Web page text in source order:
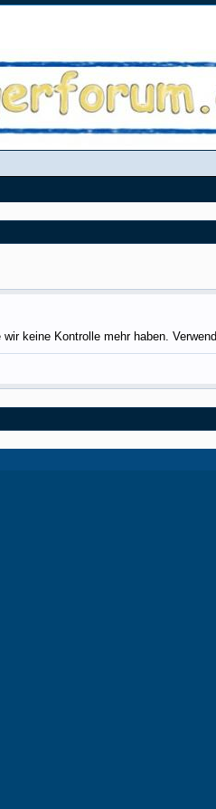
keine Kontrolle mehr haben.